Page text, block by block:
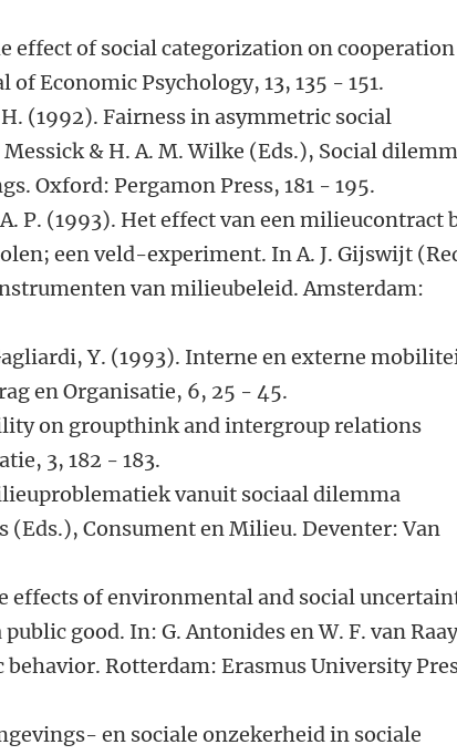
effect of social categorization on
Economic Psychology, 13, 135 - 151.
(1992). Fairness in asymmetric social
& H. A. M. Wilke (Eds.), Social
Oxford: Pergamon Press, 181 - 195.
P. (1993). Het effect van een milieucontract
een veld-experiment. In A. J. Gijswijt
van milieubeleid. Amsterdam:
Y. (1993). Interne en externe
en Organisatie, 6, 25 - 45.
on groupthink and intergroup relations
3, 182 - 183.
vanuit sociaal dilemma
(Eds.), Consument en Milieu. Deventer: Van
effects of environmental and social
good. In: G. Antonides en W. F. van Raay
Rotterdam: Erasmus University
en sociale onzekerheid in sociale